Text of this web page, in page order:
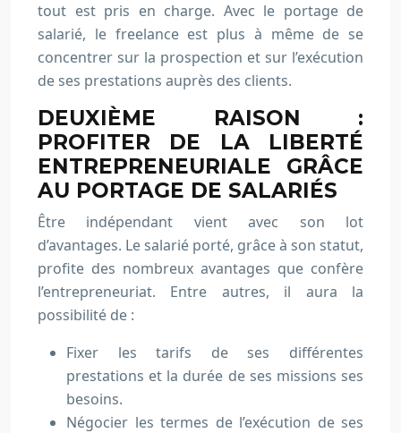
tout est pris en charge. Avec le portage de
salarié, le freelance est plus à même de se
concentrer sur la prospection et sur l’exécution
de ses prestations auprès des clients.
DEUXIÈME RAISON :
PROFITER DE LA LIBERTÉ
ENTREPRENEURIALE GRÂCE
AU PORTAGE DE SALARIÉS
Être indépendant vient avec son lot
d’avantages. Le salarié porté, grâce à son statut,
profite des nombreux avantages que confère
l’entrepreneuriat. Entre autres, il aura la
possibilité de :
Fixer les tarifs de ses différentes
prestations et la durée de ses missions ses
besoins.
Négocier les termes de l’exécution de ses